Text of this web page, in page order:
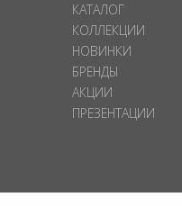
КАТАЛОГ
КОЛЛЕКЦИИ
НОВИНКИ
БРЕНДЫ
АКЦИИ
ПРЕЗЕНТАЦИИ